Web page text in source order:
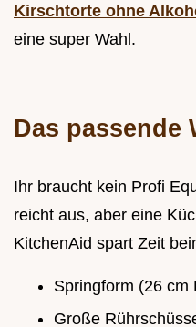
Kirschtorte ohne
eine super Wahl.
Das passende
Ihr braucht kein Profi
reicht aus, aber eine
KitchenAid spart Zeit
Springform (26 cm
Große